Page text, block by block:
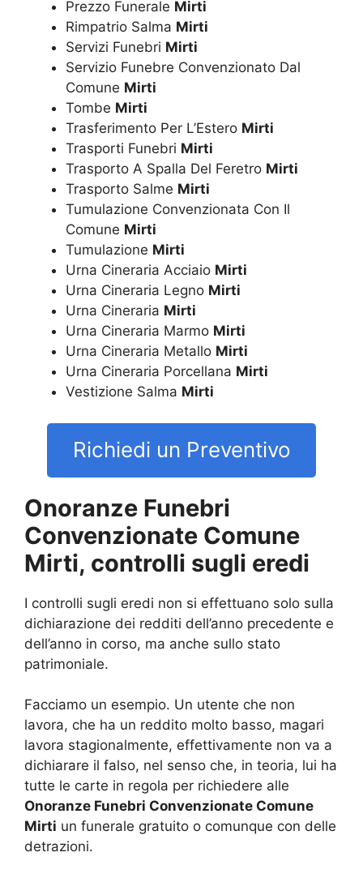
Prezzo Funerale Mirti
Rimpatrio Salma Mirti
Servizi Funebri Mirti
Servizio Funebre Convenzionato Dal
Comune Mirti
Tombe Mirti
Trasferimento Per L’Estero Mirti
Trasporti Funebri Mirti
Trasporto A Spalla Del Feretro Mirti
Trasporto Salme Mirti
Tumulazione Convenzionata Con Il
Comune Mirti
Tumulazione Mirti
Urna Cineraria Acciaio Mirti
Urna Cineraria Legno Mirti
Urna Cineraria Mirti
Urna Cineraria Marmo Mirti
Urna Cineraria Metallo Mirti
Urna Cineraria Porcellana Mirti
Vestizione Salma Mirti
Richiedi un Preventivo
Onoranze Funebri
Convenzionate Comune
Mirti, controlli sugli eredi
I controlli sugli eredi non si effettuano solo sulla
dichiarazione dei redditi dell’anno precedente e
dell’anno in corso, ma anche sullo stato
patrimoniale.
Facciamo un esempio. Un utente che non
lavora, che ha un reddito molto basso, magari
lavora stagionalmente, effettivamente non va a
dichiarare il falso, nel senso che, in teoria, lui ha
tutte le carte in regola per richiedere alle
Onoranze Funebri Convenzionate Comune
Mirti un funerale gratuito o comunque con delle
detrazioni.